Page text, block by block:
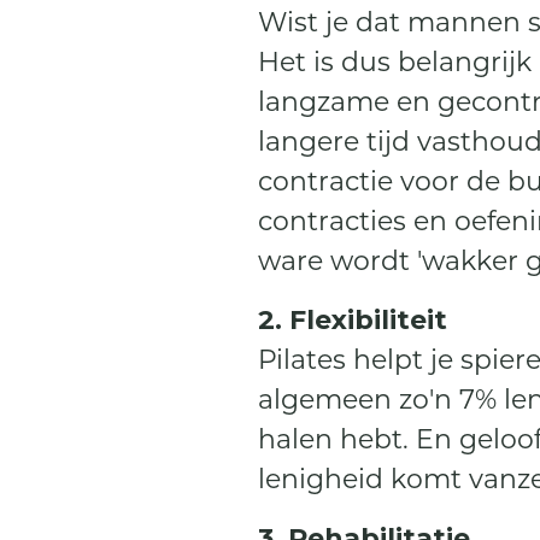
Wist je dat mannen
Het is dus
langzame en
langere tijd
contractie voor de
contracties en
ware wordt 'wakker
2. Flexibiliteit
Pilates helpt je
algemeen zo'n 7%
halen hebt. En
lenigheid komt